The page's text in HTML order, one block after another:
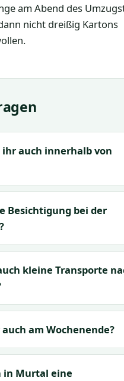
am Abend des
nicht dreißig Kartons
auch innerhalb von
Besichtigung bei der
kleine Transporte
am Wochenende?
in Murtal eine